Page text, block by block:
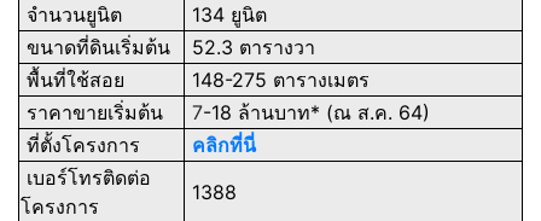
จำนวนยูนิต
134 ยูนิต
ขนาดที่ดินเริ่มต้น
52.3 ตารางวา
พื้นที่ใช้สอย
148-275 ตารางเมตร
ราคาขายเริ่มต้น
7-18 ล้านบาท* (ณ ส.ค. 64)
ที่ตั้งโครงการ
คลิกที่นี่
เบอร์โทรติดต่อ
โครงการ
1388